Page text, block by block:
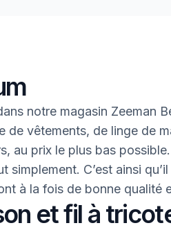
notre magasin Zeeman
de vêtements, de linge de
au prix le plus bas
simplement. C’est ainsi
à la fois de bonne qualité
et fil à